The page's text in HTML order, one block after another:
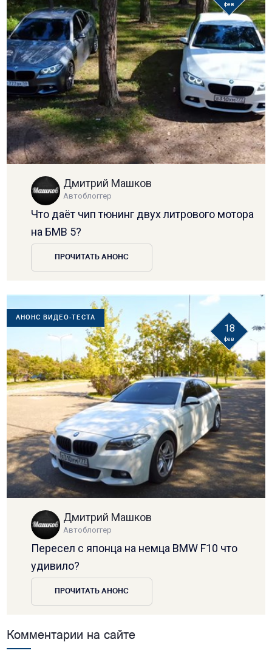
фев
Дмитрий Машков
Автоблоггер
Что даёт чип тюнинг двух литрового мотора
на БМВ 5?
ПРОЧИТАТЬ АНОНС
АНОНС ВИДЕО-ТЕСТА
18
фев
Дмитрий Машков
Автоблоггер
Пересел с японца на немца BMW F10 что
удивило?
ПРОЧИТАТЬ АНОНС
Комментарии на сайте